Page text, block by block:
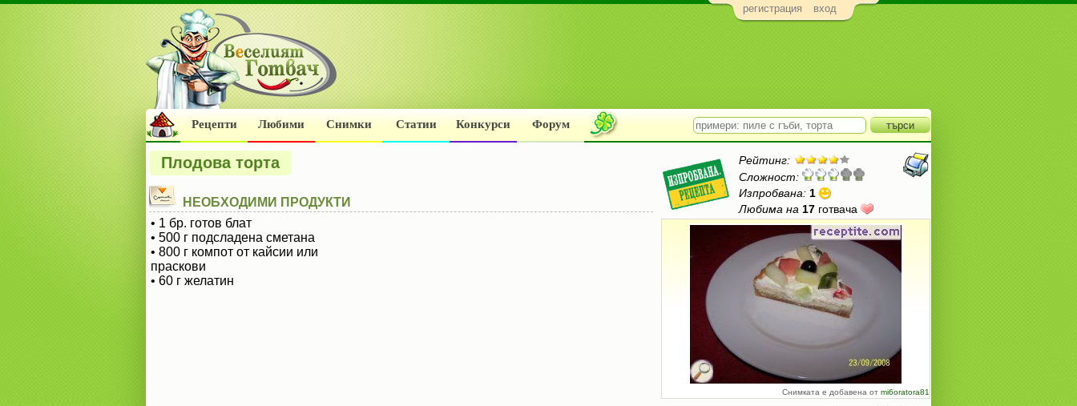
регистрация вход
Рецепти Любими Снимки Статии Конкурси Форум
Плодова торта
Рейтинг:
Сложност:
Изпробвана: 1
Любима на 17 готвача
Снимката е добавена от mi6oratora81
НЕОБХОДИМИ ПРОДУКТИ
• 1 бр. готов блат
• 500 г подсладена сметана
• 800 г компот от кайсии или
праскови
• 60 г желатин